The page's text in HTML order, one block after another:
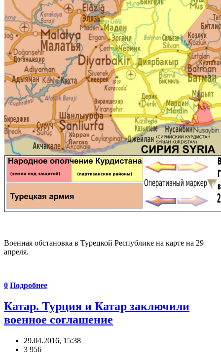
Военная обстановка в Турецкой Республике на карте на 29
апреля.
0 Подробнее
Катар. Турция и Катар заключили
военное соглашение
29.04.2016, 15:38
3 956